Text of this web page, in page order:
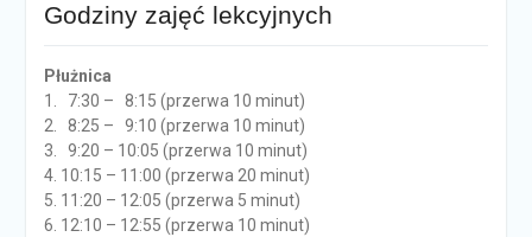
Godziny zajęć lekcyjnych
Płużnica
1. 7:30 – 8:15 (przerwa 10 minut)
2. 8:25 – 9:10 (przerwa 10 minut)
3. 9:20 – 10:05 (przerwa 10 minut)
4. 10:15 – 11:00 (przerwa 20 minut)
5. 11:20 – 12:05 (przerwa 5 minut)
6. 12:10 – 12:55 (przerwa 10 minut)